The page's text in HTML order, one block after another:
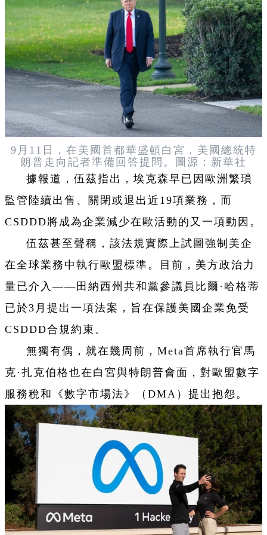
9月11日，在美國首都華盛頓白宮，美國總統特
朗普走向記者準備回答提問。圖源：新華社
據報道，伍茲指出，埃克森早已因歐洲繁瑣
監管陸續出售、關閉或退出近19項業務，而
CSDDD將成為企業減少在歐活動的又一項動因。
伍茲甚至聲稱，該法規實際上試圖強制美企
在全球業務中執行歐盟標準。目前，美方政治力
量已介入——田納西州共和黨參議員比爾·哈格蒂
已於3月提出一項法案，旨在保護美國企業免受
CSDDD合規約束。
無獨有偶，就在幾周前，Meta首席執行官馬
克·扎克伯格也在白宮與特朗普會面，對歐盟數字
服務稅和《數字市場法》（DMA）提出抱怨。